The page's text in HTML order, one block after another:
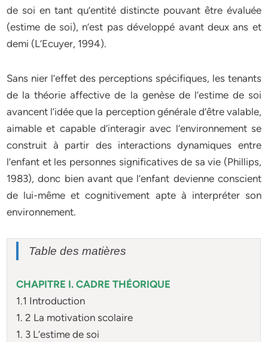
de soi en tant qu’entité distincte pouvant être évaluée
(estime de soi), n’est pas développé avant deux ans et
demi (L’Ecuyer, 1994).
Sans nier l’effet des perceptions spécifiques, les tenants
de la théorie affective de la genèse de l’estime de soi
avancent l’idée que la perception générale d’être valable,
aimable et capable d’interagir avec l’environnement se
construit à partir des interactions dynamiques entre
l’enfant et les personnes significatives de sa vie (Phillips,
1983), donc bien avant que l’enfant devienne conscient
de lui-même et cognitivement apte à interpréter son
environnement.
Table des matières
CHAPITRE I. CADRE THÉORIQUE
1.1 Introduction
1. 2 La motivation scolaire
1. 3 L’estime de soi